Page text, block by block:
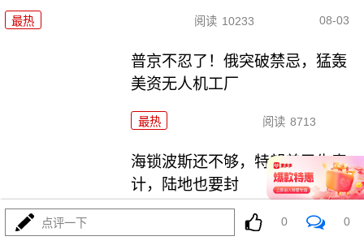
最热 阅读 10233 08-03
普京不忍了！俄突破禁忌，猛轰
美资无人机工厂
最热 阅读 8713
海锁波斯还不够，特朗普又生毒
计，陆地也要封
阅读 8557
点评一下 0 0